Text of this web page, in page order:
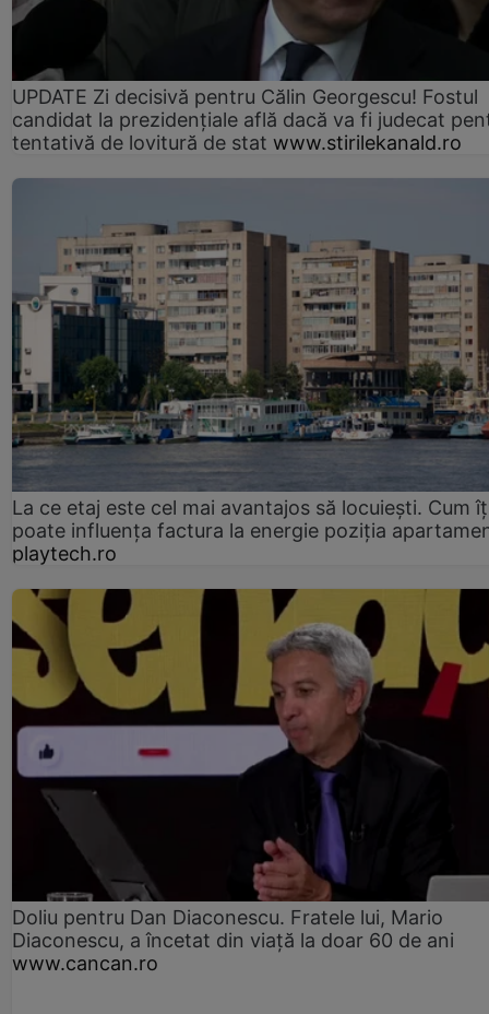
UPDATE Zi decisivă pentru Călin Georgescu! Fostul
candidat la prezidențiale află dacă va fi judecat
tentativă de lovitură de stat www.stirilekanald.ro
La ce etaj este cel mai avantajos să locuiești. Cum
poate influența factura la energie poziția
playtech.ro
Doliu pentru Dan Diaconescu. Fratele lui, Mario
Diaconescu, a încetat din viață la doar 60 de ani
www.cancan.ro